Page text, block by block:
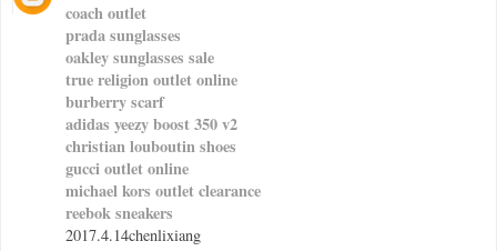
coach outlet
prada sunglasses
oakley sunglasses sale
true religion outlet online
burberry scarf
adidas yeezy boost 350 v2
christian louboutin shoes
gucci outlet online
michael kors outlet clearance
reebok sneakers
2017.4.14chenlixiang